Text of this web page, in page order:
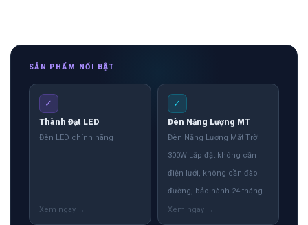
SẢN PHẨM NỔI BẬT
✓
Thành Đạt LED
Đèn LED chính hãng
✓
Đèn Năng Lượng MT
Đèn Năng Lượng Mặt Trời
300W Lắp đặt không cần
điện lưới, không cần đào
đường, bảo hành 24 tháng.